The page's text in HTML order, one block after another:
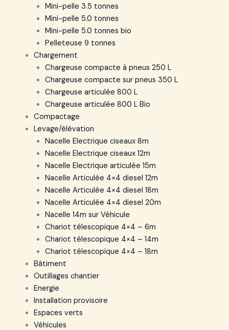
Mini-pelle 3.5 tonnes
Mini-pelle 5.0 tonnes
Mini-pelle 5.0 tonnes bio
Pelleteuse 9 tonnes
Chargement
Chargeuse compacte à pneus 250 L
Chargeuse compacte sur pneus 350 L
Chargeuse articulée 800 L
Chargeuse articulée 800 L Bio
Compactage
Levage/élévation
Nacelle Electrique ciseaux 8m
Nacelle Electrique ciseaux 12m
Nacelle Electrique articulée 15m
Nacelle Articulée 4×4 diesel 12m
Nacelle Articulée 4×4 diesel 18m
Nacelle Articulée 4×4 diesel 20m
Nacelle 14m sur Véhicule
Chariot télescopique 4×4 – 6m
Chariot télescopique 4×4 – 14m
Chariot télescopique 4×4 – 18m
Bâtiment
Outillages chantier
Energie
Installation provisoire
Espaces verts
Véhicules